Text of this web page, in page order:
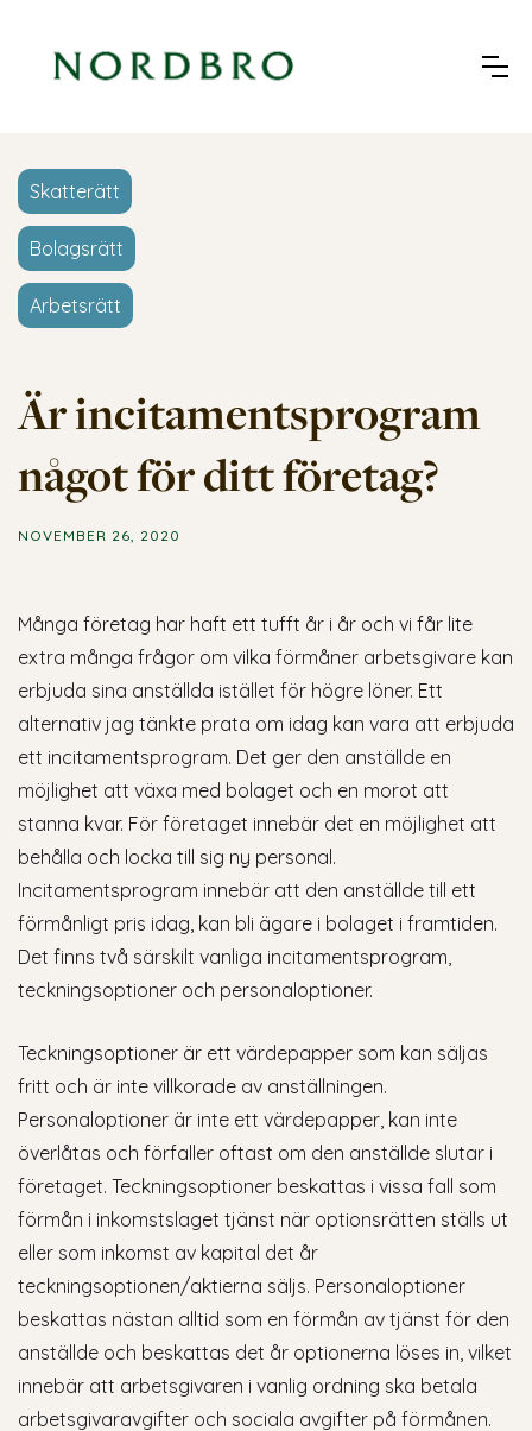
Skatterätt
Bolagsrätt
Arbetsrätt
Är incitamentsprogram
något för ditt företag?
NOVEMBER 26, 2020
Många företag har haft ett tufft år i år och vi får lite
extra många frågor om vilka förmåner arbetsgivare kan
erbjuda sina anställda istället för högre löner. Ett
alternativ jag tänkte prata om idag kan vara att erbjuda
ett incitamentsprogram. Det ger den anställde en
möjlighet att växa med bolaget och en morot att
stanna kvar. För företaget innebär det en möjlighet att
behålla och locka till sig ny personal.
Incitamentsprogram innebär att den anställde till ett
förmånligt pris idag, kan bli ägare i bolaget i framtiden.
Det finns två särskilt vanliga incitamentsprogram,
teckningsoptioner och personaloptioner.
Teckningsoptioner är ett värdepapper som kan säljas
fritt och är inte villkorade av anställningen.
Personaloptioner är inte ett värdepapper, kan inte
överlåtas och förfaller oftast om den anställde slutar i
företaget. Teckningsoptioner beskattas i vissa fall som
förmån i inkomstslaget tjänst när optionsrätten ställs ut
eller som inkomst av kapital det år
teckningsoptionen/aktierna säljs. Personaloptioner
beskattas nästan alltid som en förmån av tjänst för den
anställde och beskattas det år optionerna löses in, vilket
innebär att arbetsgivaren i vanlig ordning ska betala
arbetsgivaravgifter och sociala avgifter på förmånen.